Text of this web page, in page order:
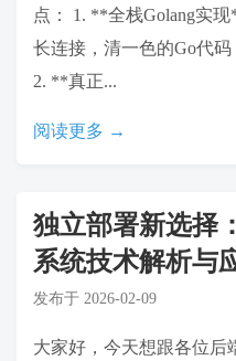
点： 1. **全栈Golang实
长连接，清一色的Go代
2. **真正...
阅读更多 →
独立部署新选择
系统技术解析与
发布于 2026-02-09
大家好，今天想跟各位后